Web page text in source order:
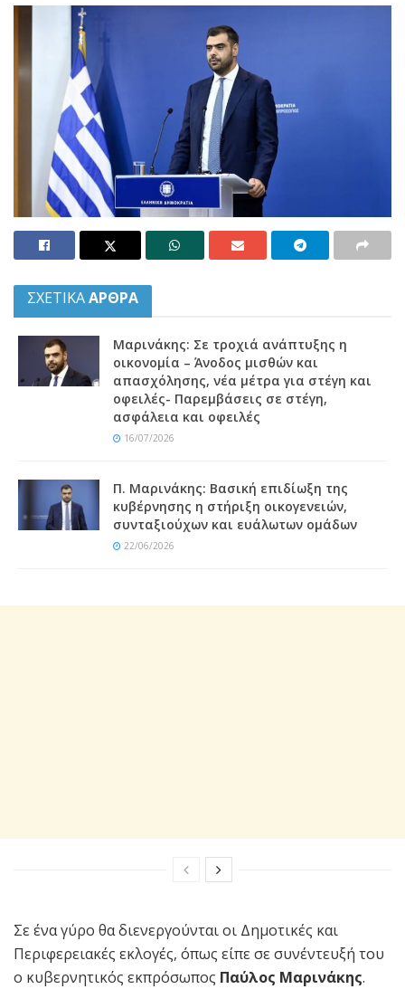
ΣΧΕΤΙΚΑΑΡΘΡΑ
Μαρινάκης: Σε τροχιά ανάπτυξης η
οικονομία – Άνοδος μισθών και
απασχόλησης, νέα μέτρα για στέγη και
οφειλές- Παρεμβάσεις σε στέγη,
ασφάλεια και οφειλές
16/07/2026
Π. Μαρινάκης: Βασική επιδίωξη της
κυβέρνησης η στήριξη οικογενειών,
συνταξιούχων και ευάλωτων ομάδων
22/06/2026
Σε ένα γύρο θα διενεργούνται οι Δημοτικές και
Περιφερειακές εκλογές, όπως είπε σε συνέντευξή του
ο κυβερνητικός εκπρόσωπος Παύλος Μαρινάκης.